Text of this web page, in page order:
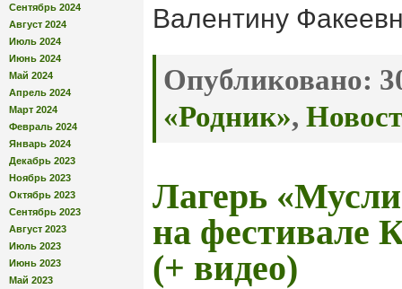
Сентябрь 2024
Август 2024
Июль 2024
Июнь 2024
Май 2024
Апрель 2024
Март 2024
Февраль 2024
Январь 2024
Декабрь 2023
Ноябрь 2023
Октябрь 2023
Сентябрь 2023
Август 2023
Июль 2023
Июнь 2023
Май 2023
Валентину
Опубликовано:
«Родник»,
Лагерь
на фестивале
(+ видео)